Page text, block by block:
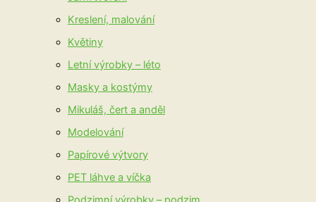
Kreslení, malování
Květiny
Letní výrobky – léto
Masky a kostýmy
Mikuláš, čert a anděl
Modelování
Papírové výtvory
PET láhve a víčka